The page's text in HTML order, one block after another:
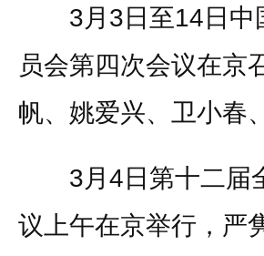
3月3日至14日中
员会第四次会议在京
帆、姚爱兴、卫小春
3月4日第十二届全
议上午在京举行，严